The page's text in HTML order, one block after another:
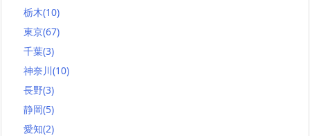
栃木(10)
東京(67)
千葉(3)
神奈川(10)
長野(3)
静岡(5)
愛知(2)